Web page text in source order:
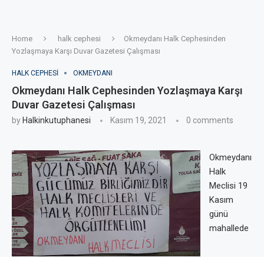
Home halk cephesi
Okmeydanı Halk Cephesinden
Yozlaşmaya Karşı Duvar Gazetesi Çalışması
HALK CEPHESI OKMEYDANI
Okmeydanı Halk Cephesinden Yozlaşmaya Karşı
Duvar Gazetesi Çalışması
by Halkinkutuphanesi Kasım 19, 2021 0 comments
Okmeydanı
Halk
Meclisi 19
Kasım
günü
mahallede